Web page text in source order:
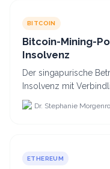
BITCOIN
Bitcoin-Mining-
Insolvenz
Der singapurische
Insolvenz mit
plant den Verkauf
Dr. Stephanie
ETHEREUM